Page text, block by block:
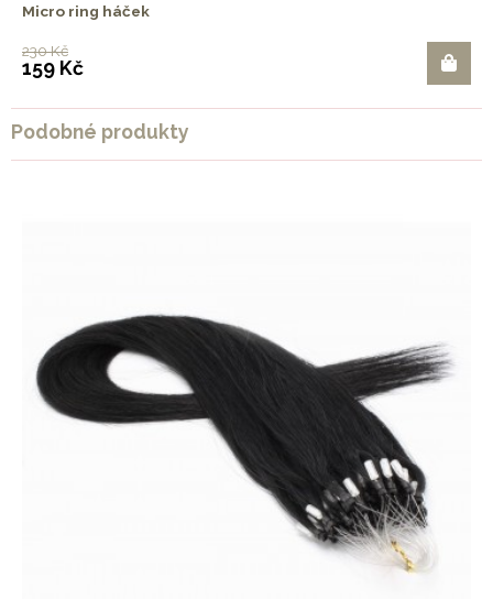
Micro ring háček
230 Kč
159 Kč
Podobné produkty